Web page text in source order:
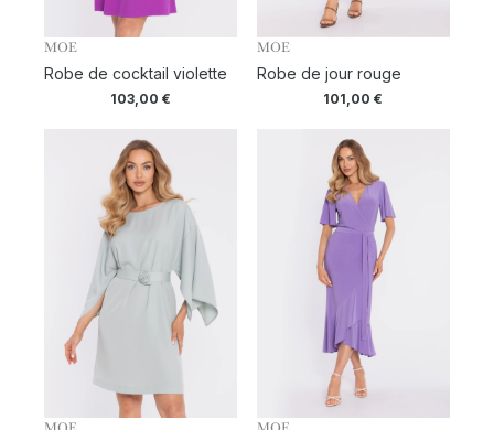
MOE
Robe de cocktail violette
103,00€
MOE
Robe de jour rouge
101,00€